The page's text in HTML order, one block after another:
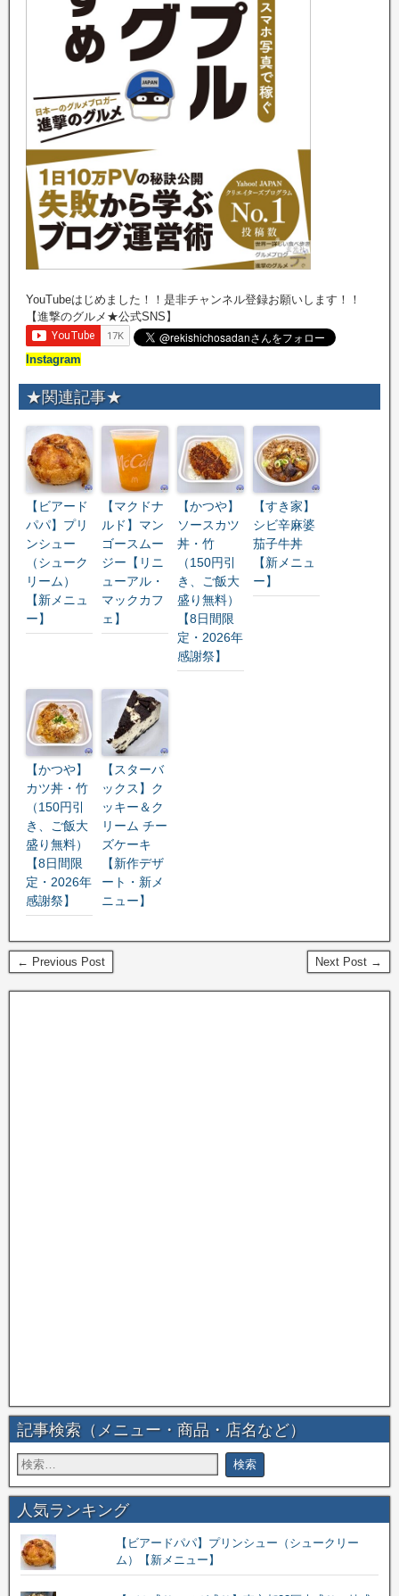
YouTubeはじめました！！是非チャンネル登録お願いします！！
【進撃のグルメ★公式SNS】
Instagram
★関連記事★
【ビアード
パパ】プリ
ンシュー
（シューク
リーム）
【新メニュ
ー】
【マクドナ
ルド】マン
ゴースムー
ジー【リニ
ューアル・
マックカフ
ェ】
【かつや】
ソースカツ
丼・竹
（150円引
き、ご飯大
盛り無料）
【8日間限
定・2026年
感謝祭】
【すき家】
シビ辛麻婆
茄子牛丼
【新メニュ
ー】
【かつや】
カツ丼・竹
（150円引
き、ご飯大
盛り無料）
【8日間限
定・2026年
感謝祭】
【スターバ
ックス】ク
ッキー＆ク
リーム チー
ズケーキ
【新作デザ
ート・新メ
ニュー】
← Previous Post Next Post →
記事検索（メニュー・商品・店名など）
人気ランキング
【ビアードパパ】プリンシュー（シュークリー
ム）【新メニュー】